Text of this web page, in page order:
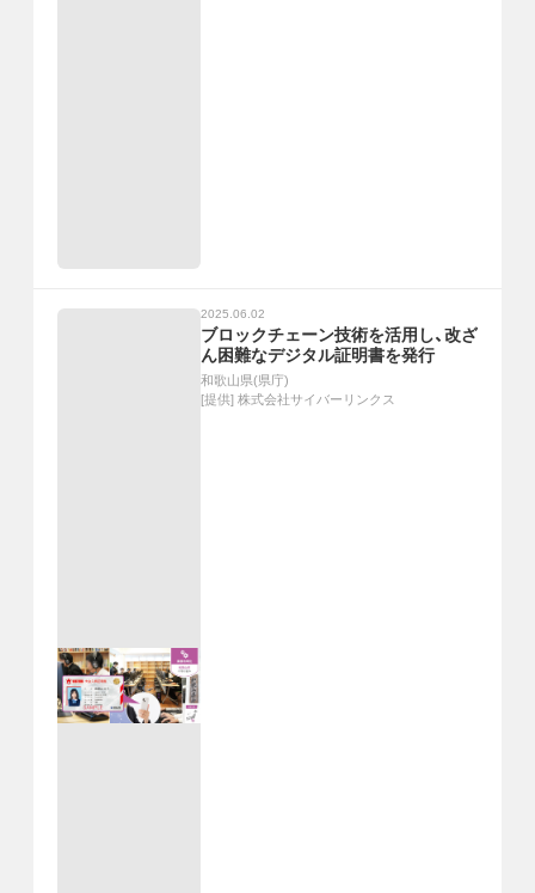
2025.06.02
ブロックチェーン技術を活用し、改ざ
ん困難なデジタル証明書を発行
和歌山県(県庁)
[提供] 株式会社サイバーリンクス